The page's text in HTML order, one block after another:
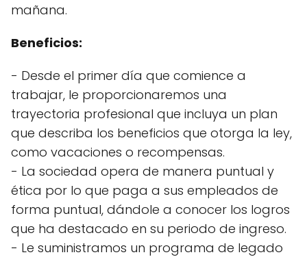
mañana.
Beneficios:
- Desde el primer día que comience a
trabajar, le proporcionaremos una
trayectoria profesional que incluya un plan
que describa los beneficios que otorga la ley,
como vacaciones o recompensas.
- La sociedad opera de manera puntual y
ética por lo que paga a sus empleados de
forma puntual, dándole a conocer los logros
que ha destacado en su periodo de ingreso.
- Le suministramos un programa de legado